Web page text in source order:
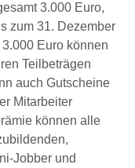
3.000 Euro,
zum 31. Dezember
Euro können
Teilbeträgen
auch Gutscheine
Mitarbeiter
können alle
Jobber und